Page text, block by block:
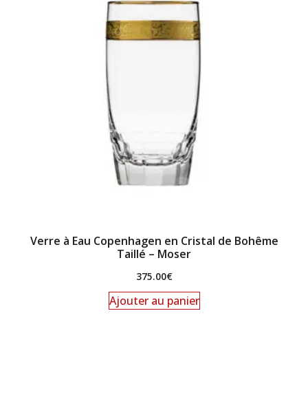
Verre à Eau Copenhagen en Cristal de Bohême
Taillé – Moser
375.00€
Ajouter au panier